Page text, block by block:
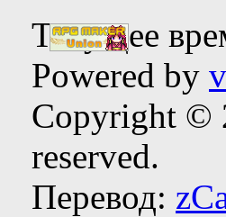
Текущее
Powered by
Copyright ©
reserved.
Перевод: